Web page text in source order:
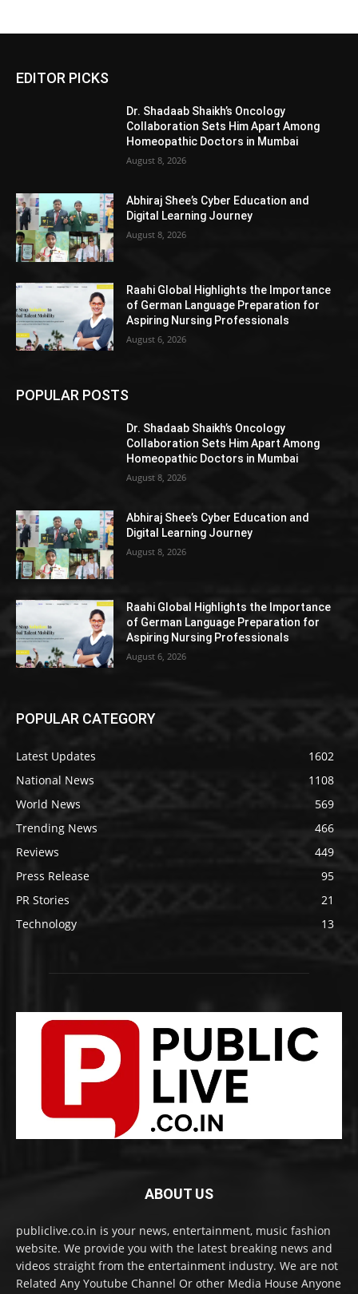
EDITOR PICKS
Dr. Shadaab Shaikh’s Oncology
Collaboration Sets Him Apart Among
Homeopathic Doctors in Mumbai
August 8, 2026
Abhiraj Shee’s Cyber Education and
Digital Learning Journey
August 8, 2026
Raahi Global Highlights the Importance
of German Language Preparation for
Aspiring Nursing Professionals
August 6, 2026
POPULAR POSTS
Dr. Shadaab Shaikh’s Oncology
Collaboration Sets Him Apart Among
Homeopathic Doctors in Mumbai
August 8, 2026
Abhiraj Shee’s Cyber Education and
Digital Learning Journey
August 8, 2026
Raahi Global Highlights the Importance
of German Language Preparation for
Aspiring Nursing Professionals
August 6, 2026
POPULAR CATEGORY
Latest Updates
1602
National News
1108
World News
569
Trending News
466
Reviews
449
Press Release
95
PR Stories
21
Technology
13
ABOUT US
publiclive.co.in is your news, entertainment, music fashion
website. We provide you with the latest breaking news and
videos straight from the entertainment industry. We are not
Related Any Youtube Channel Or other Media House Anyone